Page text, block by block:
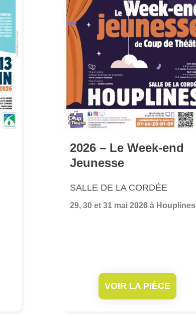
2026 – Le Week-end
Jeunesse
SALLE DE LA CORDÉE
29, 30 et 31 mai 2026 à Houplines
VOIR LA PIÈCE